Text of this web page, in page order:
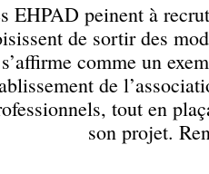
EHPAD peinent à
de sortir des
comme un
de
tout en
son projet.